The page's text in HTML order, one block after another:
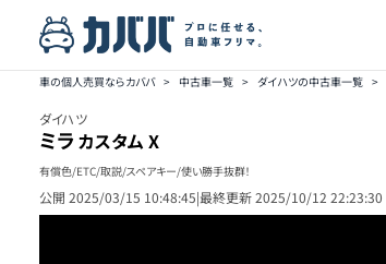
車の個人売買ならカババ > 中古車一覧 > ダイハツの中古車一覧 >
ダイハツ
ミラカスタム X
有償色/ETC/取説/スペアキー/使い勝手抜群！
公開 2025/03/15 10:48:45|最終更新2025/10/12 22:23:30